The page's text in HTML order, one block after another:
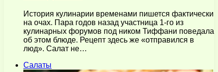
История кулинарии временами пишется фактически
на очах. Пара годов назад участница 1-го из
кулинарных форумов под ником Тиффани поведала
об этом блюде. Рецепт здесь же «отправился в
люд». Салат не…
Салаты